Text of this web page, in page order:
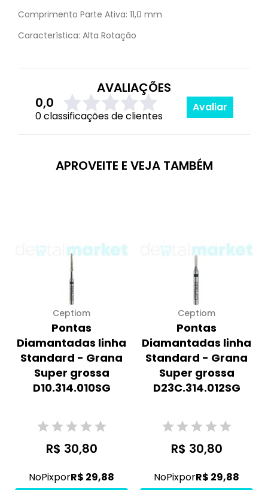
Comprimento Parte Ativa: 11,0 mm
Característica: Alta Rotação
AVALIAÇÕES
0,0
0 classificações de clientes
Avaliar
APROVEITE E VEJA TAMBÉM
Ceptiom
Pontas
Diamantadas linha
Standard - Grana
Super grossa
D10.314.010SG
R$ 30,80
NoPixporR$ 29,88
Ceptiom
Pontas
Diamantadas linha
Standard - Grana
Super grossa
D23C.314.012SG
R$ 30,80
NoPixporR$ 29,88